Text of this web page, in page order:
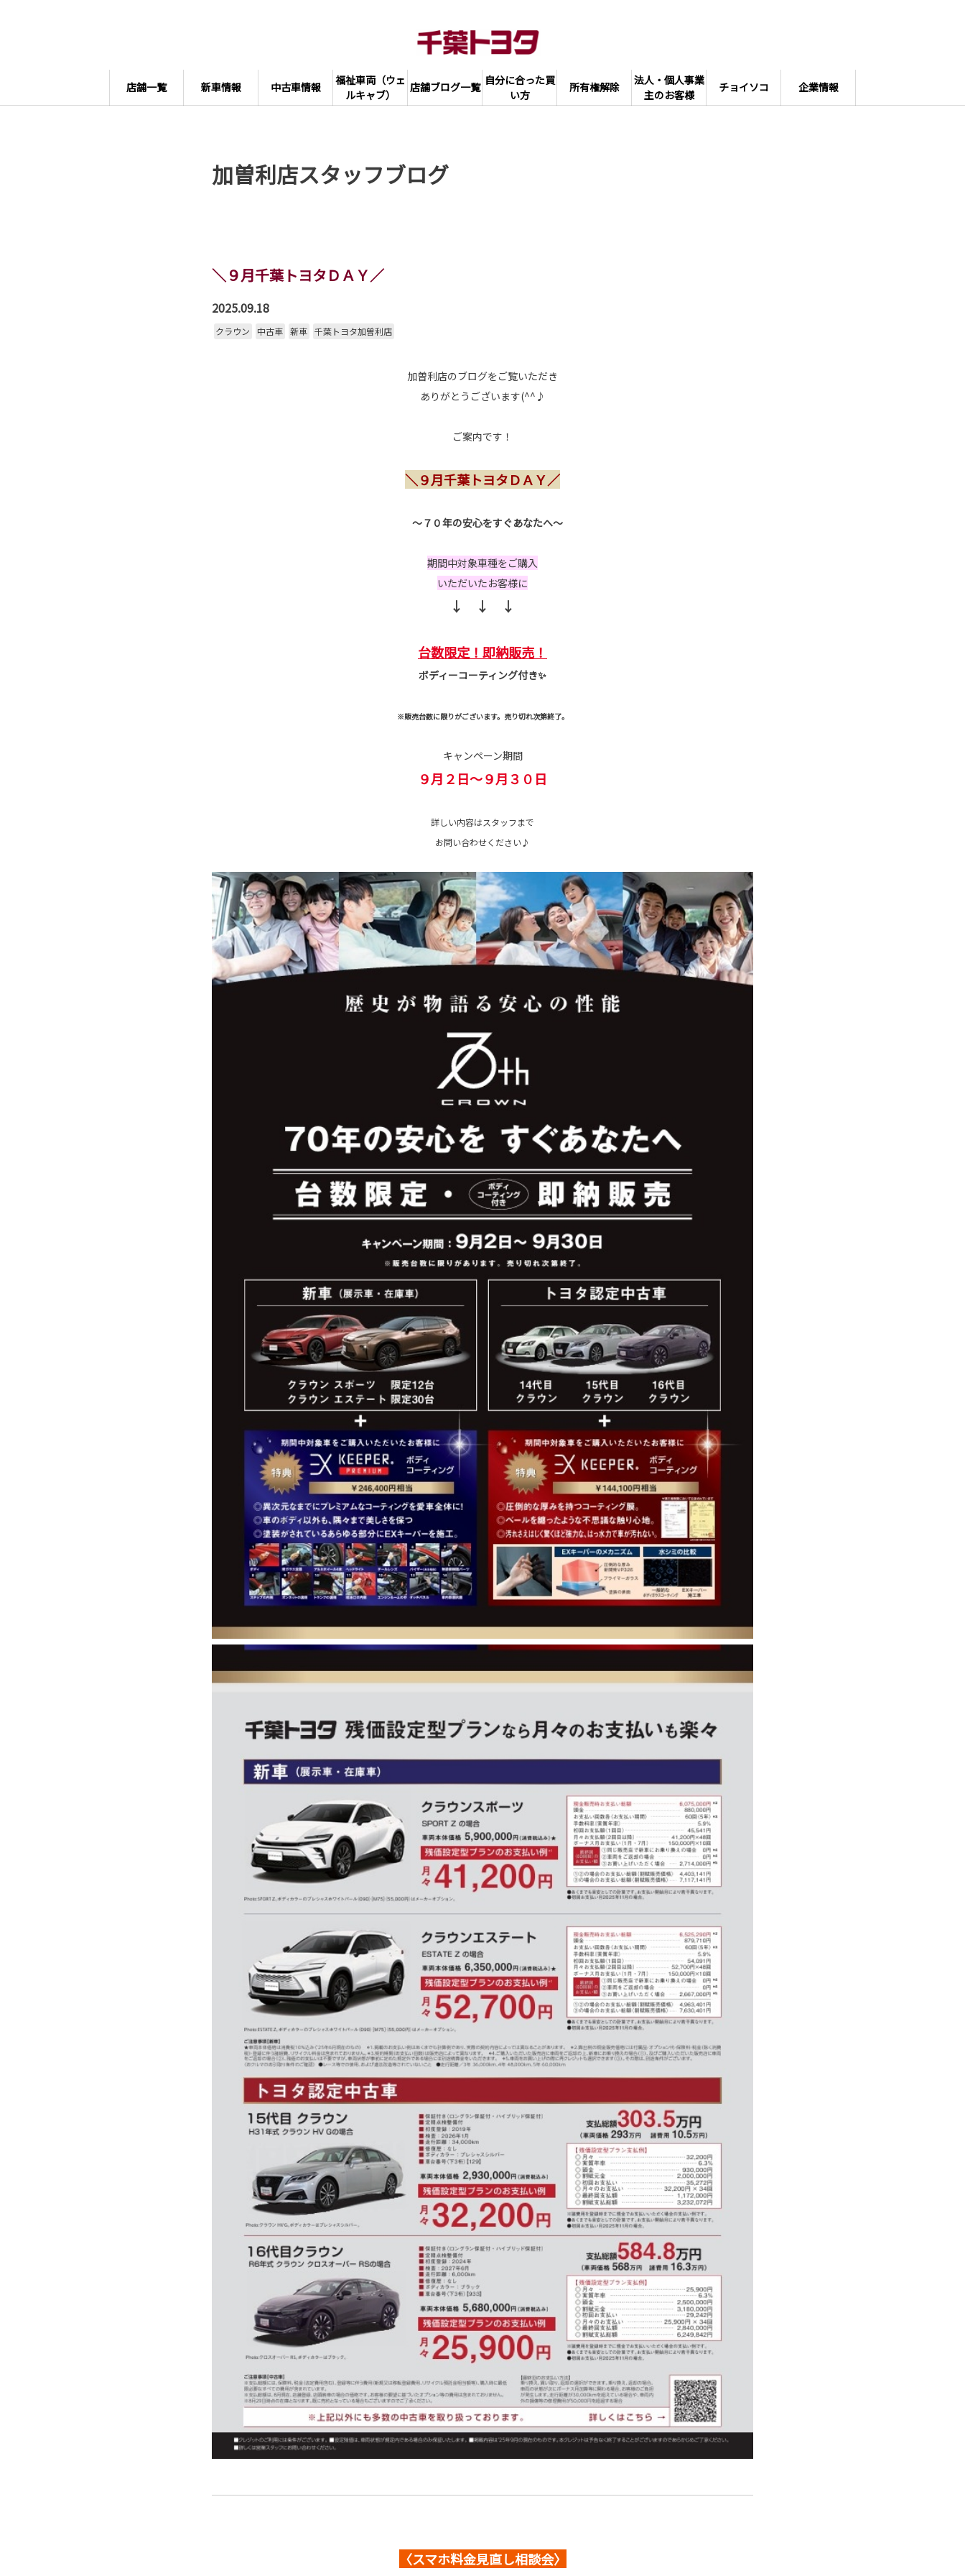
店舗一覧 新車情報 中古車情報
福祉車両（ウェ
ルキャブ）
店舗ブログ一覧 自分に合った買
い方
所有権解除
法人・個人事業
主のお客様
チョイソコ 企業情報
加曽利店スタッフブログ
＼９月千葉トヨタＤＡＹ／
2025.09.18
クラウン 中古車 新車 千葉トヨタ加曽利店
加曽利店のブログをご覧いただき
ありがとうございます(^^♪
ご案内です！
＼９月千葉トヨタＤＡＹ／
～７０年の安心をすぐあなたへ～
期間中対象車種をご購入
いただいたお客様に
↓ ↓ ↓
台数限定！ 即納販売！
ボディーコーティング付き✨
※販売台数に限りがございます。売り切れ次第終了。
キャンペーン期間
９月２日～９月３０日
詳しい内容はスタッフまで
お問い合わせください♪
〈スマホ料金見直し相談会〉